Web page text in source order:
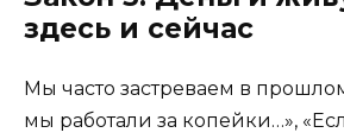
здесь и сейчас
Мы часто застреваем в
мы работали за копейки…»,